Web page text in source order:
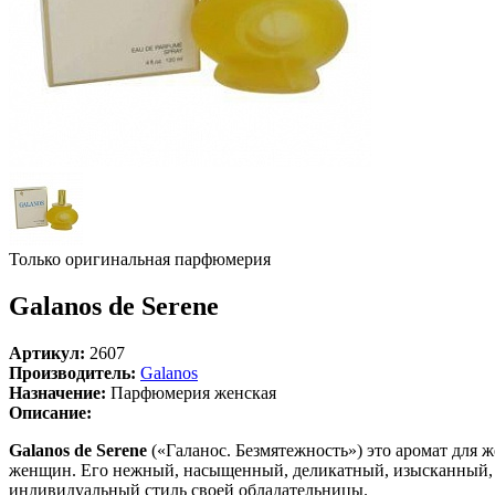
Только оригинальная парфюмерия
Galanos de Serene
Артикул: 2607
Производитель: Galanos
Назначение: Парфюмерия женская
Описание:
Galanos de Serene («Галанос. Безмятежность») это аромат
женщин. Его нежный, насыщенный, деликатный, изысканный,
индивидуальный стиль своей обладательницы.